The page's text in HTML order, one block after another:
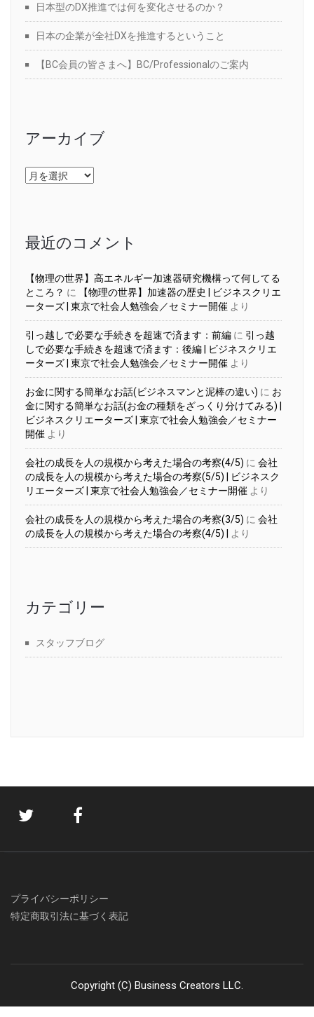
日本型のDX推進では何を変化させるのか？
日本の企業が全社DXを推進するということ
【BC会員の皆さまへ】BC/Professionalのご案内
アーカイブ
ア
ー
最近のコメント
【物理の世界】高エネルギー加速器研究機構って何してる
ところ？ に
【物理の世界】加速器の歴史 | ビジネスクリエ
ーターズ | 東京で社会人勉強会／セミナー開催 より
引っ越しで必要な手続きを超速で済ます：前編 に 引っ越
しで必要な手続きを超速で済ます：後編 | ビジネスクリエ
ーターズ | 東京で社会人勉強会／セミナー開催 より
お金に関する簡単なお話(ビジネスマンと泥棒の違い) に お
金に関する簡単なお話(お金の種類をざっくり分けてみる) |
ビジネスクリエーターズ | 東京で社会人勉強会／セミナー
開催 より
会社の成長を人の規模から考えた場合の考察(4/5) に 会社
の成長を人の規模から考えた場合の考察(5/5) | ビジネスク
リエーターズ | 東京で社会人勉強会／セミナー開催 より
会社の成長を人の規模から考えた場合の考察(3/5) に 会社
の成長を人の規模から考えた場合の考察(4/5) |
より
カテゴリー
スタッフブログ
プライバシーポリシー
特定商取引法に基づく表記
Copyright (C) Business Creators LLC.